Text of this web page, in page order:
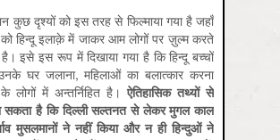
कुछ दृश्यों को इस तरह से फिल्माया गया है जहाँ
हिन्दू इलाक़े में जाकर आम लोगों पर ज़ुल्म करते
है। इसे इस रूप में दिखाया गया है कि हिन्दू बच्चों
घर जलाना, महिलाओं का बलात्कार करना
लोगों में अन्तर्निहित है।ऐतिहासिकतथ्योंसे
सकताहैकिदिल्लीसल्तनतसेलेकरमुगलकाल
मुसलमानोंनेनहींकिया औरनहीहिन्दुओंने